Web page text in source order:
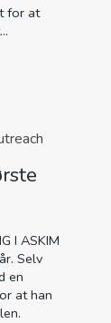
for at
I ASKIM
Selv
en
at han